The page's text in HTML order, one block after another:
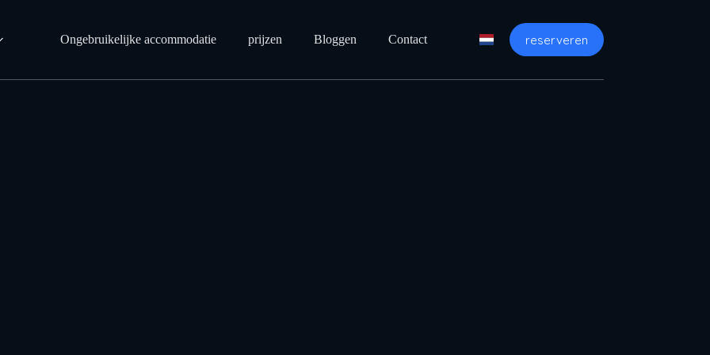
Ongebruikelijke accommodatie prijzen Bloggen Contact reserveren